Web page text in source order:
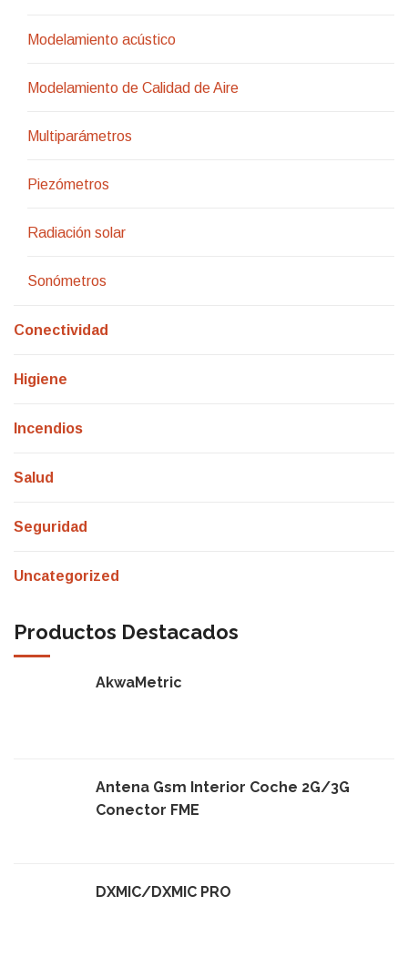
Modelamiento acústico
Modelamiento de Calidad de Aire
Multiparámetros
Piezómetros
Radiación solar
Sonómetros
Conectividad
Higiene
Incendios
Salud
Seguridad
Uncategorized
Productos Destacados
AkwaMetric
Antena Gsm Interior Coche 2G/3G
Conector FME
DXMIC/DXMIC PRO